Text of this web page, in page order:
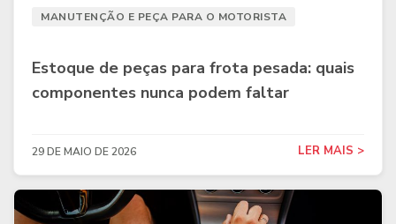
MANUTENÇÃO E PEÇA PARA O MOTORISTA
Estoque de peças para frota pesada: quais
componentes nunca podem faltar
29 DE MAIO DE 2026 LER MAIS >